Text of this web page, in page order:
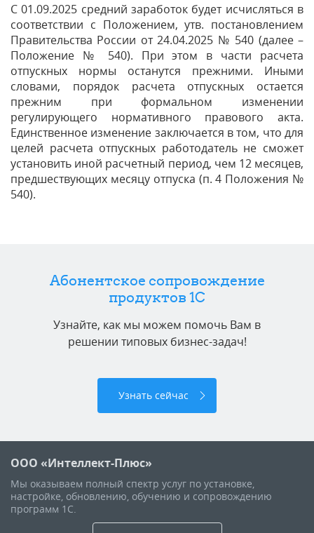
С 01.09.2025 средний заработок будет исчисляться в
соответствии с Положением, утв. постановлением
Правительства России от 24.04.2025 № 540 (далее –
Положение № 540). При этом в части расчета
отпускных нормы останутся прежними. Иными
словами, порядок расчета отпускных остается
прежним при формальном изменении
регулирующего нормативного правового акта.
Единственное изменение заключается в том, что для
целей расчета отпускных работодатель не сможет
установить иной расчетный период, чем 12 месяцев,
предшествующих месяцу отпуска (п. 4 Положения №
540).
Абонентское сопровождение
продуктов 1C
Узнайте, как мы можем помочь Вам в
решении типовых бизнес-задач!
Узнать сейчас
ООО «Интеллект-Плюс»
Мы оказываем полный спектр услуг по установке,
настройке, обновлению, обучению и сопровождению
программ 1С.